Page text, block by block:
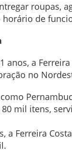
roupas,
de
anos, a
no
mil itens,
a Ferreira